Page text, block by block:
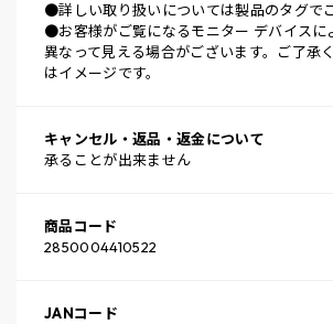
●詳しい取り扱いについては製品のタグで
●お客様がご覧になるモニター デバイスに
異なって見える場合がございます。ご了承
はイメージです。
キャンセル・返品・返金について
承ることが出来ません
商品コード
2850004410522
JANコード